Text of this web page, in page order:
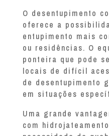
O desentupimento
oferece a
entupimento mais
ou residências. O
ponteira que pode
locais de difícil
de desentupimento
em situações
Uma grande
com